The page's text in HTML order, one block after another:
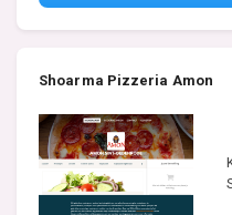
Shoarma Pizzeria Amon